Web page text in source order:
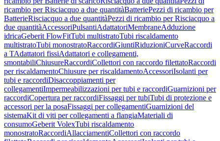
ricambio per Risciacquo a due quantitàBatteriePezzi di ricambio per
BatterieRisciacquo a due quantitàPezzi di ricambio per Risciacquo a
due quantitàAccessoriPulsantiAdattatoriMembraneAdduzione
idricaGeberit FlowFitTubi multistratoTubi riscaldamento
multistratoTubi monostratoRaccordiGiuntiRiduzioniCurveRaccordi
a TAdattatori fissiAdattatori e collegamenti,
smontabiliChiusureRaccordiCollettori con raccordo filettatoRaccordi
per riscaldamentoChiusure per riscaldamentoAccessoriIsolanti per
tubi e raccordiDisaccoppiamenti per
collegamentiImpermeabilizzazioni per tubi e raccordiGuarnizioni per
raccordiCopertura per raccordiFissaggi per tubiTubi di protezione e
accessori per la posaFissaggi per collegamentiGuarnizioni del
sistemaKit di viti per collegamenti a flangiaMateriali di
consumoGeberit VolexTubi riscaldamento
monostratoRaccordiAllacciamentiCollettori con raccordo